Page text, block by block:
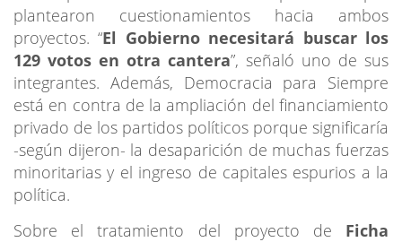
plantearon cuestionamientos hacia ambos
proyectos. “El Gobierno necesitará buscar los
129 votos en otra cantera”, señaló uno de sus
integrantes. Además, Democracia para Siempre
está en contra de la ampliación del financiamiento
privado de los partidos políticos porque significaría
-según dijeron- la desaparición de muchas fuerzas
minoritarias y el ingreso de capitales espurios a la
política.
Sobre el tratamiento del proyecto de Ficha